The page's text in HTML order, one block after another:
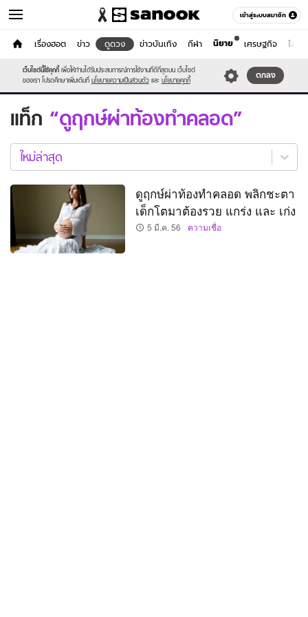
เข้าสู่ระบบสมาชิก
หน้าแรก
เรื่องฮอต ข่าว ดูดวง ข่าวบันเทิง กีฬา เศรษฐกิจ ไลฟ์
นิยาย
ดูดวง หมวดอื่นๆ
เว็บไซต์นี้ใช้คุกกี้ เพื่อให้ท่านได้รับประสบการณ์การใช้งานที่ดีที่สุดบน เว็บไซต์
ของเรา โปรดศึกษาเพิ่มเติมที่ นโยบายความเป็นส่วนตัว และ นโยบายคุกกี้
ตกลง
แท็ก ดูฤกษ์ผ่าท้องทำคลอด
ดู
ฤกษ์
ผ่า
ท้อง
ทำคลอด
ใหม่
ล่าสุด
ใหม่ล่าสุด
ดูฤกษ์ผ่าท้องทำคลอด พลิกชะตา
เด็กโตมาต้องรวย แกร่ง และ เก่ง
5 มี.ค. 56 ความเชื่อ